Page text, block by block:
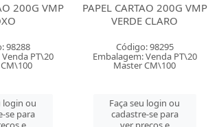
200G VMP
98288
PT\20
login ou
se para
PAPEL CARTAO 200G VMP
VERDE CLARO
Código: 98295
Embalagem: Venda PT\20
Master CM\100
Faça seu login ou
cadastre-se para